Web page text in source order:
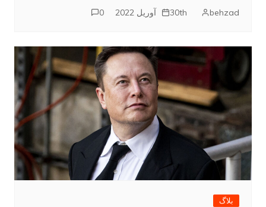
behzad 30th آوریل 2022 0
بلاگ